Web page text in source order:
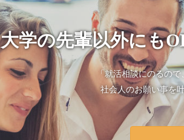
大学の先輩以外にも
「就活相談にのるの
社会人のお願い事を